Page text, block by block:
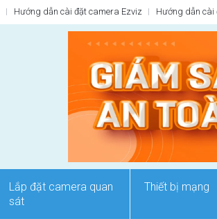
Hướng dẫn cài đặt camera Ezviz Hướng dẫn
Lắp đặt camera quan
sát
Thiết bị mạng